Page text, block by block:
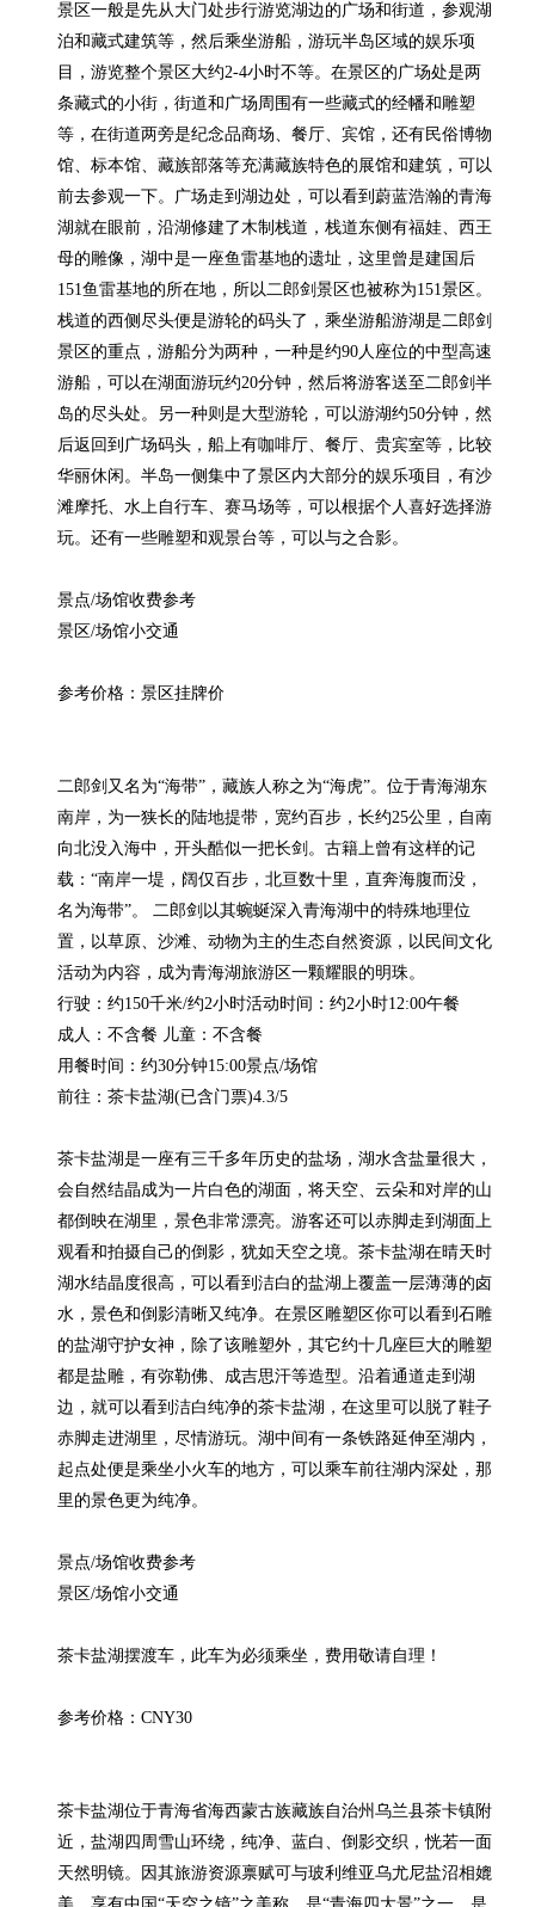
景区一般是先从大门处步行游览湖边的广场和街道，参观湖
泊和藏式建筑等，然后乘坐游船，游玩半岛区域的娱乐项
目，游览整个景区大约2-4小时不等。在景区的广场处是两
条藏式的小街，街道和广场周围有一些藏式的经幡和雕塑
等，在街道两旁是纪念品商场、餐厅、宾馆，还有民俗博物
馆、标本馆、藏族部落等充满藏族特色的展馆和建筑，可以
前去参观一下。广场走到湖边处，可以看到蔚蓝浩瀚的青海
湖就在眼前，沿湖修建了木制栈道，栈道东侧有福娃、西王
母的雕像，湖中是一座鱼雷基地的遗址，这里曾是建国后
151鱼雷基地的所在地，所以二郎剑景区也被称为151景区。
栈道的西侧尽头便是游轮的码头了，乘坐游船游湖是二郎剑
景区的重点，游船分为两种，一种是约90人座位的中型高速
游船，可以在湖面游玩约20分钟，然后将游客送至二郎剑半
岛的尽头处。另一种则是大型游轮，可以游湖约50分钟，然
后返回到广场码头，船上有咖啡厅、餐厅、贵宾室等，比较
华丽休闲。半岛一侧集中了景区内大部分的娱乐项目，有沙
滩摩托、水上自行车、赛马场等，可以根据个人喜好选择游
玩。还有一些雕塑和观景台等，可以与之合影。
景点/场馆收费参考
景区/场馆小交通
参考价格：景区挂牌价
二郎剑又名为“海带”，藏族人称之为“海虎”。位于青海湖东
南岸，为一狭长的陆地提带，宽约百步，长约25公里，自南
向北没入海中，开头酷似一把长剑。古籍上曾有这样的记
载：“南岸一堤，阔仅百步，北亘数十里，直奔海腹而没，
名为海带”。 二郎剑以其蜿蜒深入青海湖中的特殊地理位
置，以草原、沙滩、动物为主的生态自然资源，以民间文化
活动为内容，成为青海湖旅游区一颗耀眼的明珠。
行驶：约150千米/约2小时活动时间：约2小时12:00午餐
成人：不含餐 儿童：不含餐
用餐时间：约30分钟15:00景点/场馆
前往：茶卡盐湖(已含门票)4.3/5
茶卡盐湖是一座有三千多年历史的盐场，湖水含盐量很大，
会自然结晶成为一片白色的湖面，将天空、云朵和对岸的山
都倒映在湖里，景色非常漂亮。游客还可以赤脚走到湖面上
观看和拍摄自己的倒影，犹如天空之境。茶卡盐湖在晴天时
湖水结晶度很高，可以看到洁白的盐湖上覆盖一层薄薄的卤
水，景色和倒影清晰又纯净。在景区雕塑区你可以看到石雕
的盐湖守护女神，除了该雕塑外，其它约十几座巨大的雕塑
都是盐雕，有弥勒佛、成吉思汗等造型。沿着通道走到湖
边，就可以看到洁白纯净的茶卡盐湖，在这里可以脱了鞋子
赤脚走进湖里，尽情游玩。湖中间有一条铁路延伸至湖内，
起点处便是乘坐小火车的地方，可以乘车前往湖内深处，那
里的景色更为纯净。
景点/场馆收费参考
景区/场馆小交通
茶卡盐湖摆渡车，此车为必须乘坐，费用敬请自理！
参考价格：CNY30
茶卡盐湖位于青海省海西蒙古族藏族自治州乌兰县茶卡镇附
近，盐湖四周雪山环绕，纯净、蓝白、倒影交织，恍若一面
天然明镜。因其旅游资源禀赋可与玻利维亚乌尤尼盐沼相媲